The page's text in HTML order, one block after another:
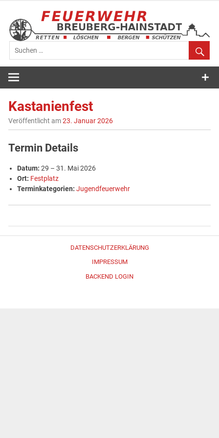
springen
Feuerwehr
Breuberg-
Kastanienfest
Veröffentlicht am23. Januar 2026
Termin Details
Datum: 29 –31. Mai 2026
Ort: Festplatz
Terminkategorien: Jugendfeuerwehr
DATENSCHUTZERKLÄRUNG
IMPRESSUM
BACKEND LOGIN